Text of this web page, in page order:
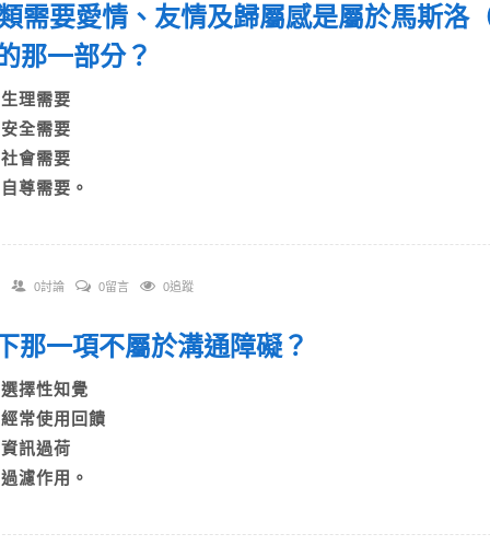
需要愛情、友情及歸屬感是屬於馬斯洛
那一部分？
理需要
全需要
會需要
尊需要。
0討論 0留言 0追蹤
那一項不屬於溝通障礙？
擇性知覺
常使用回饋
訊過荷
濾作用。